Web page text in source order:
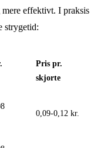
mere effektivt. I praksis
strygetid:
Pris pr.
skjorte
0,09-0,12 kr.